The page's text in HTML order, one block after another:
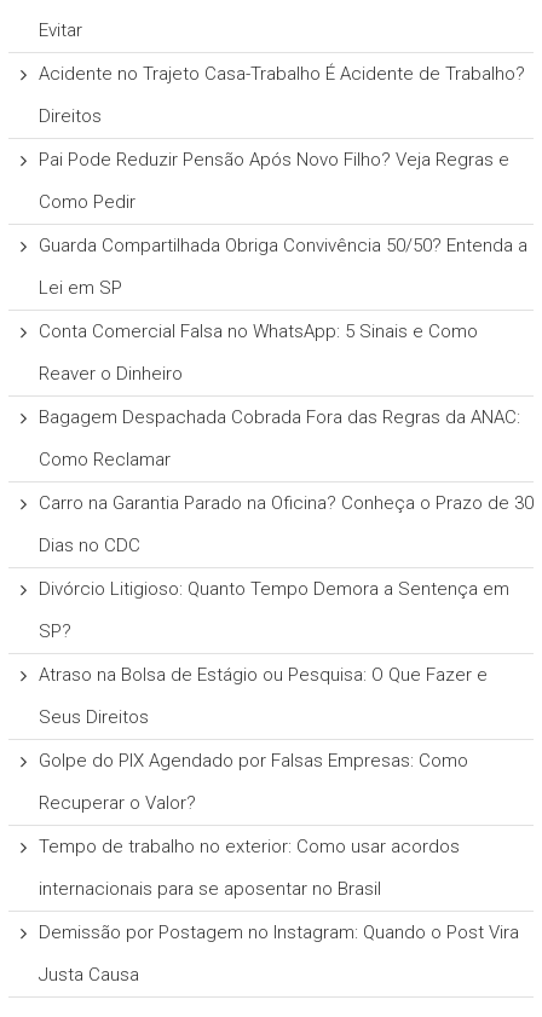
Evitar
Acidente no Trajeto Casa-Trabalho É Acidente de Trabalho?
Direitos
Pai Pode Reduzir Pensão Após Novo Filho? Veja Regras e
Como Pedir
Guarda Compartilhada Obriga Convivência 50/50? Entenda a
Lei em SP
Conta Comercial Falsa no WhatsApp: 5 Sinais e Como
Reaver o Dinheiro
Bagagem Despachada Cobrada Fora das Regras da ANAC:
Como Reclamar
Carro na Garantia Parado na Oficina? Conheça o Prazo de 30
Dias no CDC
Divórcio Litigioso: Quanto Tempo Demora a Sentença em
SP?
Atraso na Bolsa de Estágio ou Pesquisa: O Que Fazer e
Seus Direitos
Golpe do PIX Agendado por Falsas Empresas: Como
Recuperar o Valor?
Tempo de trabalho no exterior: Como usar acordos
internacionais para se aposentar no Brasil
Demissão por Postagem no Instagram: Quando o Post Vira
Justa Causa